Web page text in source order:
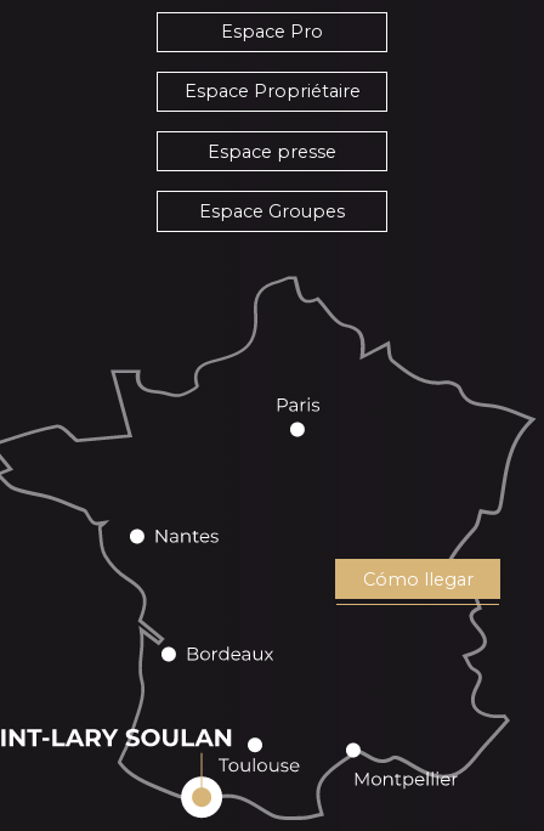
Espace Pro
Espace Propriétaire
Espace presse
Espace Groupes
Cómo llegar